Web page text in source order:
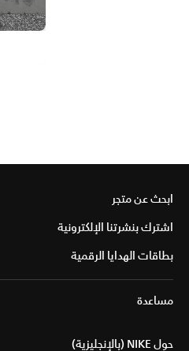
ابحث عن متجر
اشترك بنشرتنا الإلكترونية
بطاقات الهدايا الرقمية
مساعدة
حول NIKE (بالإنجليزية)